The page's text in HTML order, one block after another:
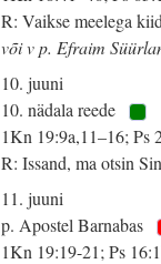
R: Vaikse meelega
või v p. Efraim
10. juuni
10. nädala reede
1Kn 19:9a,11–16; Ps
R: Issand, ma otsin
11. juuni
p. Apostel Barnabas
1Kn 19:19-21; Ps